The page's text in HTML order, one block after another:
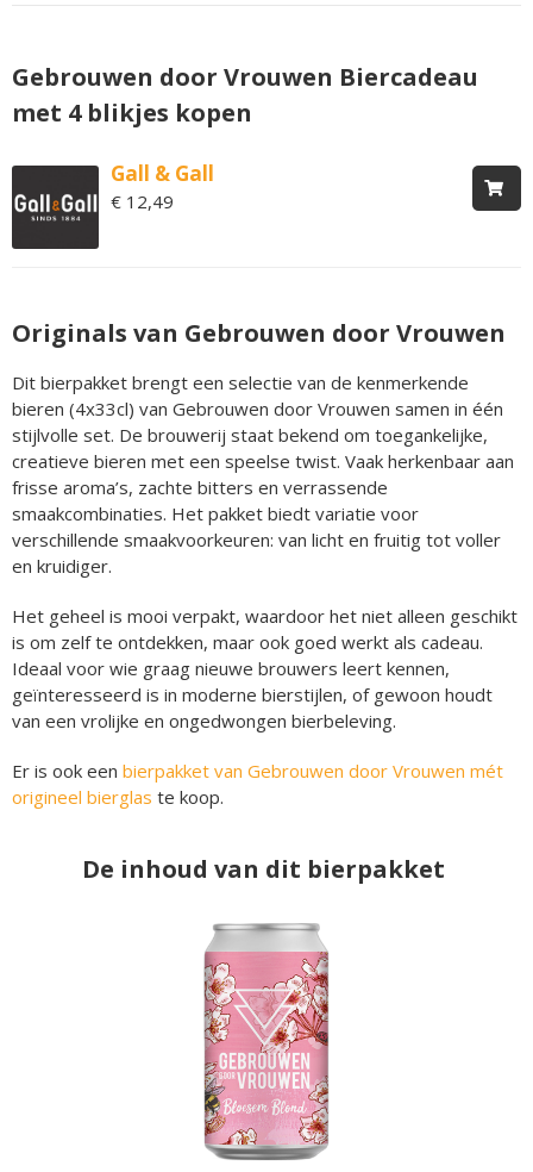
Gebrouwen door Vrouwen Biercadeau
met 4 blikjes kopen
Gall & Gall
€ 12,49
Originals van Gebrouwen door Vrouwen
Dit bierpakket brengt een selectie van de kenmerkende
bieren (4x33cl) van Gebrouwen door Vrouwen samen in één
stijlvolle set. De brouwerij staat bekend om toegankelijke,
creatieve bieren met een speelse twist. Vaak herkenbaar aan
frisse aroma’s, zachte bitters en verrassende
smaakcombinaties. Het pakket biedt variatie voor
verschillende smaakvoorkeuren: van licht en fruitig tot voller
en kruidiger.
Het geheel is mooi verpakt, waardoor het niet alleen geschikt
is om zelf te ontdekken, maar ook goed werkt als cadeau.
Ideaal voor wie graag nieuwe brouwers leert kennen,
geïnteresseerd is in moderne bierstijlen, of gewoon houdt
van een vrolijke en ongedwongen bierbeleving.
Er is ook een bierpakket van Gebrouwen door Vrouwen mét
origineel bierglas te koop.
De inhoud van dit bierpakket